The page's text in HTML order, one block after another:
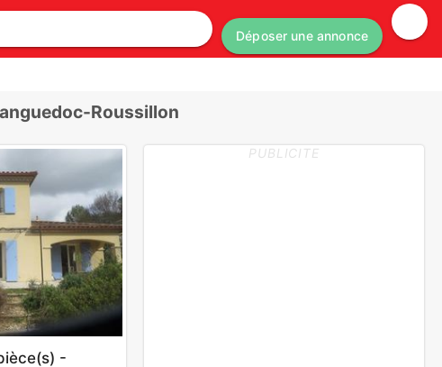
Déposer une annonce
Roussillon
-
PUBLICITE